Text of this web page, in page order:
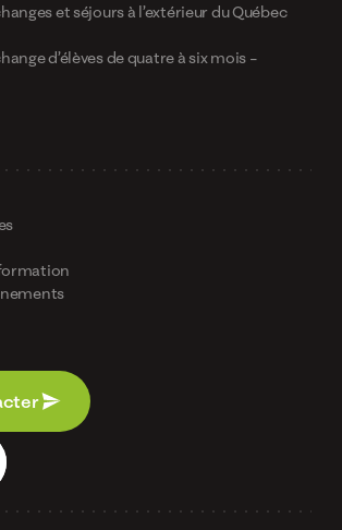
et séjours à l’extérieur du Québec
d’élèves de quatre à six mois –